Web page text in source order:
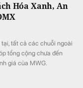
Hóa Xanh, An
tại, tất cả các chuỗi ngoài
tổng cộng chưa đến
giá của MWG.